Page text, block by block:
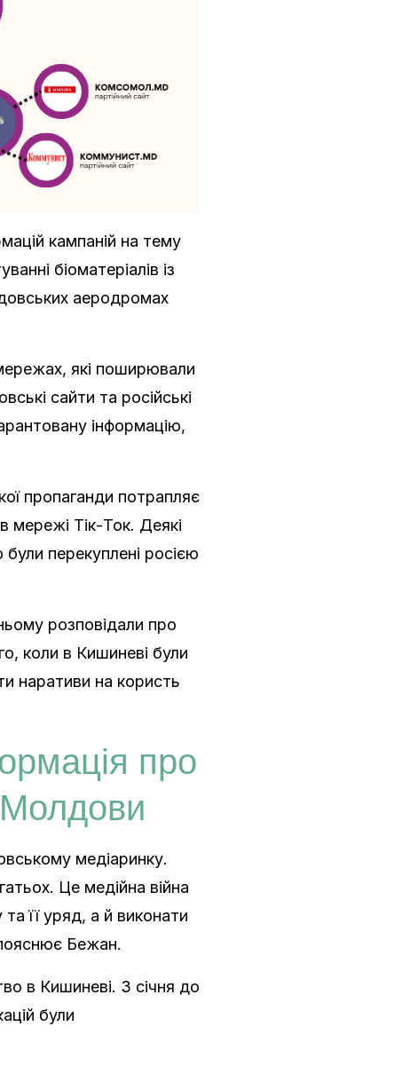
кампаній на тему
біоматеріалів із
аеродромах
які поширювали
сайти та російські
інформацію,
пропаганди потрапляє
мережі Тік-Ток. Деякі
були перекуплені росією
розповідали про
коли в Кишиневі були
наративи на користь
про
медіаринку.
Це медійна війна
її уряд, а й виконати
Бежан.
в Кишиневі. З січня до
були